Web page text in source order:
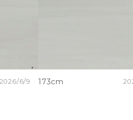
2026/6/9 173cm